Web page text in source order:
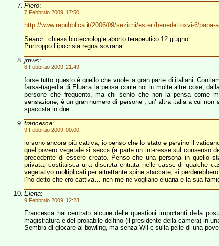
Piero:
7 Febbraio 2009, 17:50
http://www.repubblica.it/2006/09/sezioni/esteri/benedettoxvi-6/papa-
Search: chiesa biotecnologie aborto terapeutico 12 giugno
Purtroppo l’ipocrisia regna sovrana.
jmws:
8 Febbraio 2009, 21:49
forse tutto questo è quello che vuole la gran parte di italiani.
farsa-tragedia di Eluana la pensa come noi in molte altre cose,
persone che frequento, ma chi sento che non la pensa come
sensazione, è un gran numero di persone , un’ altra italia a cui non
spaccata in due.
francesca:
9 Febbraio 2009, 00:00
io sono ancora più cattiva, io penso che lo stato e persino il
quel povero vegetale si secca (a parte un interesse sul consenso
precedente di essere creato. Penso che una persona in quello
privata, costituisca una discreta entrata nelle casse di qualche
vegetativo moltiplicati per altrettante spine staccate, si
l’ho detto che ero cattiva… non me ne vogliano eluana e la sua
Elena:
9 Febbraio 2009, 12:23
Francesca hai centrato alcune delle questioni importanti della
magistratura e del probabile delfino (il presidente della camera) in
Sembra di giocare al bowling, ma senza Wii e sulla pelle di una